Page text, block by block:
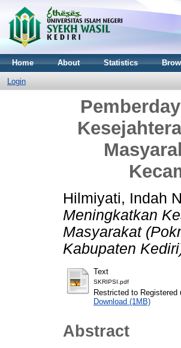
Home About Statistics
Login
Hilmiyati, Indah
Meningkatkan
Masyarakat
Kabupaten
Text
SKRIPSI.pdf
Restricted to Registered
Download (1MB)
Abstract